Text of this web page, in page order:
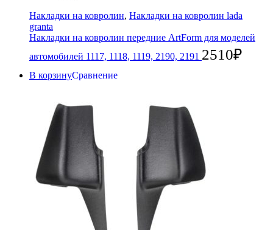
Накладки на ковролин, Накладки на ковролин lada
granta
Накладки на ковролин передние ArtForm для моделей
автомобилей 1117, 1118, 1119, 2190, 2191 2510₽
В корзинуСравнение